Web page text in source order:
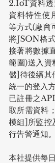
2.IoT資料
資料特性
等方式(廠商
將JSON格
接著將數據
範圍)送入
儲]待後續其
統一的登入
已註冊之
取所需資料
模組]所監控
行告警通知。
本社提供每